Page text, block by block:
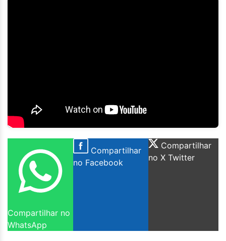
Compartilhar no
WhatsApp
Compartilhar
no Facebook
Compartilhar
no X Twitter